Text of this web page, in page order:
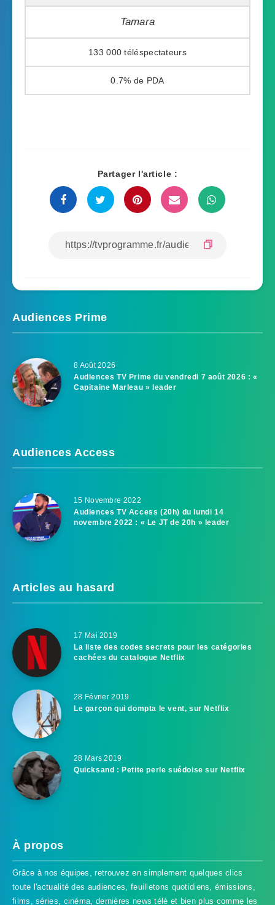
Tamara
133 000
0.7%
Partager l'article :
Audiences Prime
8 Août 2026
Audiences TV Prime du vendredi 7 août 2026 : «
Capitaine Marleau » leader
Audiences Access
15 Novembre 2022
Audiences TV Access (20h) du lundi 14
novembre 2022 : « Le JT de 20h » leader
Articles au hasard
17 Mai 2019
La liste des codes secrets pour les catégories
cachées du catalogue Netflix
28 Février 2019
Le garçon qui dompta le vent, sur Netflix
28 Mars 2019
Quicksand : Petite perle suédoise sur Netflix
À propos
Grâce à nos équipes, retrouvez en simplement quelques clics
toute l'actualité des audiences, feuilletons quotidiens, émissions,
films, séries, cinéma, dernières news télé et bien plus comme les